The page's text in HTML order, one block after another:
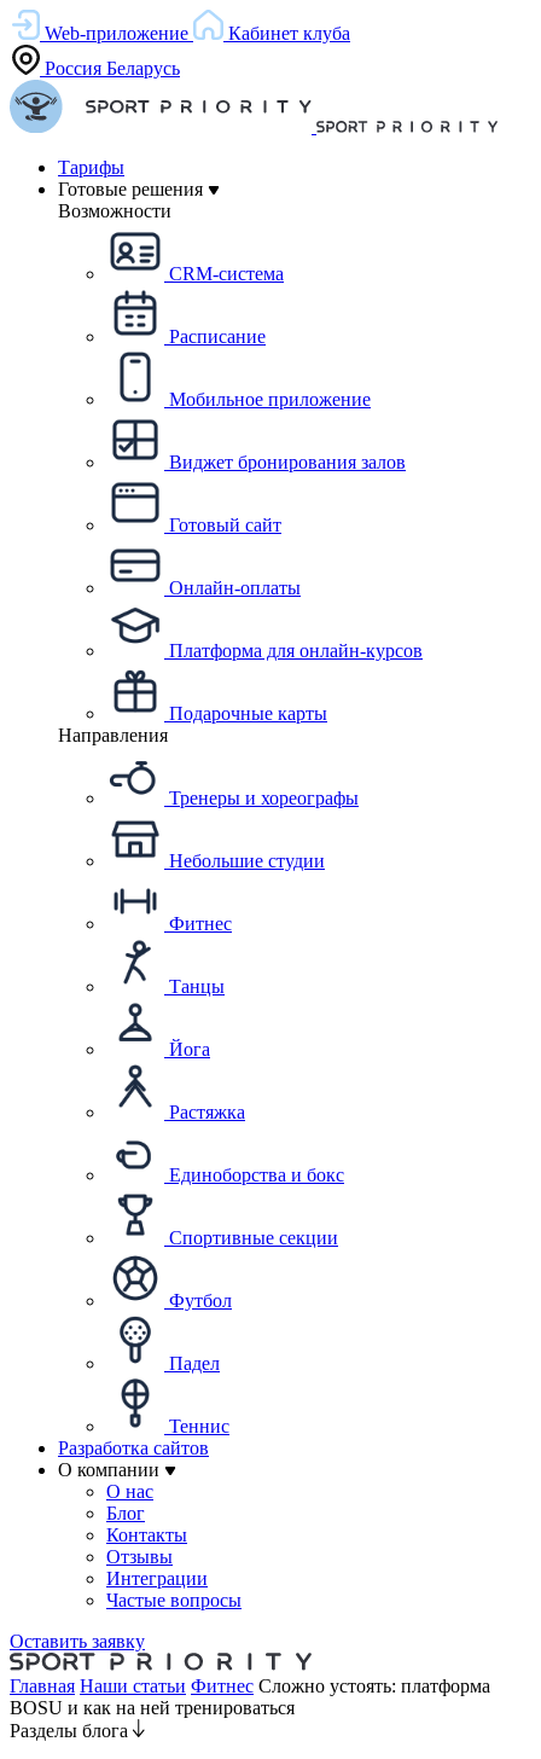
Web-приложение
Кабинет клуба
Россия Беларусь
Тарифы
Готовые решения
Возможности
CRM-система
Расписание
Мобильное приложение
Виджет бронирования залов
Готовый сайт
Онлайн-оплаты
Платформа для онлайн-курсов
Подарочные карты
Направления
Тренеры и хореографы
Небольшие студии
Фитнес
Танцы
Йога
Растяжка
Единоборства и бокс
Спортивные секции
Футбол
Падел
Теннис
Разработка сайтов
О компании
О нас
Блог
Контакты
Отзывы
Интеграции
Частые вопросы
Оставить заявку
Главная Наши статьи Фитнес Сложно устоять: платформа
BOSU и как на ней тренироваться
Разделы блога